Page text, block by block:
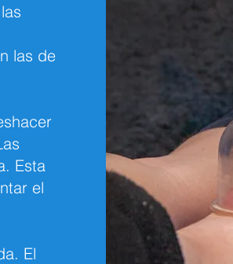
las de
Esta
el
El